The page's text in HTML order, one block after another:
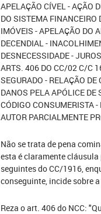
APELAÇÃO CÍVEL - AÇÃO
DO SISTEMA FINANCEIRO
IMÓVEIS - APELAÇÃO DO
DECENDIAL -
DESNECESSIDADE -
ARTS. 406 DO CC/02 C/C
SEGURADO - RELAÇÃO
DANOS PELA APÓLICE DE
CÓDIGO CONSUMERISTA
AUTOR PARCIALMENTE
Não se trata de pena
esta é claramente
seguintes do CC/1916,
conseguinte, incide sobre
Reza o art. 406 do NCC: